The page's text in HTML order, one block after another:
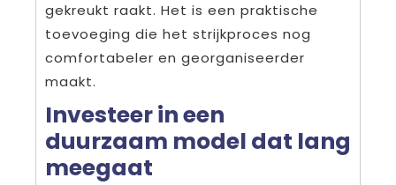
gekreukt raakt. Het is een praktische
toevoeging die het strijkproces nog
comfortabeler en georganiseerder
maakt.
Investeer in een
duurzaam model dat lang
meegaat